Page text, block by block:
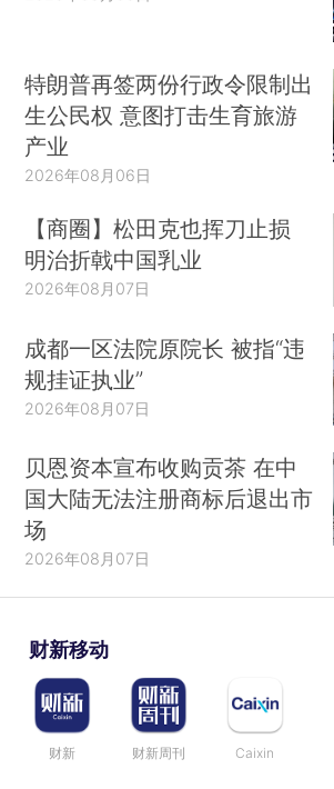
特朗普再签两份行政令限制出
生公民权 意图打击生育旅游
产业
2026年08月06日
【商圈】松田克也挥刀止损
明治折戟中国乳业
2026年08月07日
成都一区法院原院长 被指“违
规挂证执业”
2026年08月07日
贝恩资本宣布收购贡茶 在中
国大陆无法注册商标后退出市
场
2026年08月07日
财新移动
财新 财新周刊 Caixin